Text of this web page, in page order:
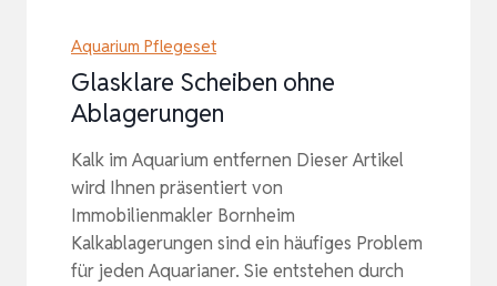
Aquarium Pflegeset
Glasklare Scheiben ohne
Ablagerungen
Kalk im Aquarium entfernen Dieser Artikel
wird Ihnen präsentiert von
Immobilienmakler Bornheim
Kalkablagerungen sind ein häufiges Problem
für jeden Aquarianer. Sie entstehen durch